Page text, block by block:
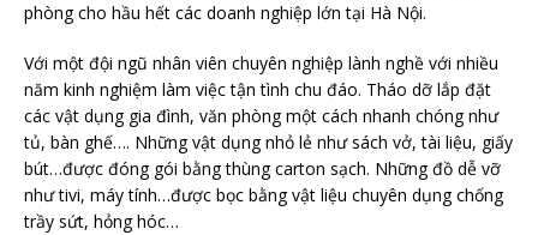
phòng cho hầu hết các doanh nghiệp lớn tại Hà Nội.
Với một đội ngũ nhân viên chuyên nghiệp lành nghề với nhiều
năm kinh nghiệm làm việc tận tình chu đáo. Tháo dỡ lắp đặt
các vật dụng gia đình, văn phòng một cách nhanh chóng như
tủ, bàn ghế…. Những vật dụng nhỏ lẻ như sách vở, tài liệu, giấy
bút…được đóng gói bằng thùng carton sạch. Những đồ dễ vỡ
như tivi, máy tính…được bọc bằng vật liệu chuyên dụng chống
trầy sứt, hỏng hóc…